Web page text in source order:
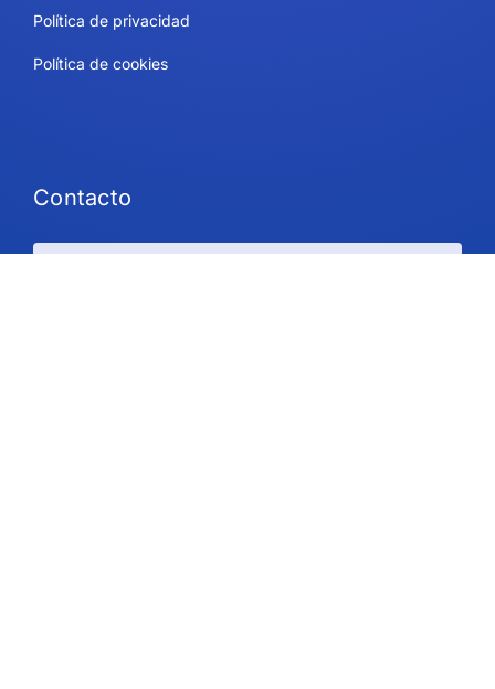
Política de privacidad
Política de cookies
Contacto